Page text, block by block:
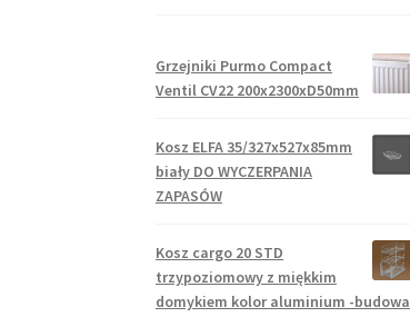
Grzejniki Purmo Compact
Ventil CV22 200x2300xD50mm
Kosz ELFA 35/327x527x85mm
biały DO WYCZERPANIA
ZAPASÓW
Kosz cargo 20 STD
trzypoziomowy z miękkim
domykiem kolor aluminium -budowa